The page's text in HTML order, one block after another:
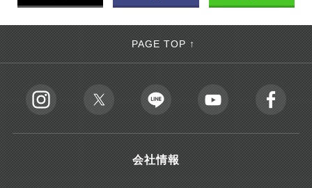
PAGE TOP ↑
会社情報